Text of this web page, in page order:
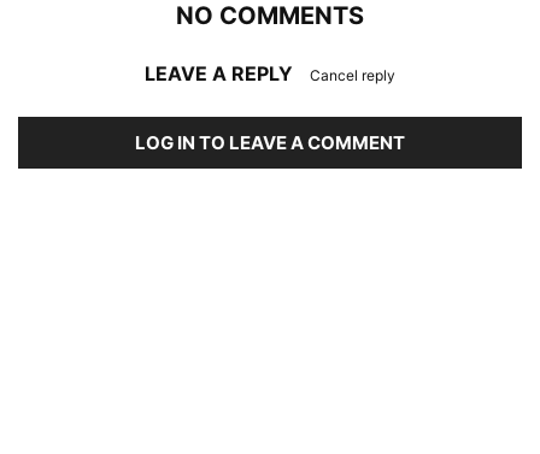
NO COMMENTS
LEAVE A REPLY Cancel reply
LOG IN TO LEAVE A COMMENT